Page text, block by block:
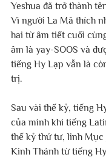
Yeshua đã trở thành
Vì người La Mã thích
hai từ âm tiết cuối
âm là yay-SOOS và
tiếng Hy Lạp vẫn là
trị.
Sau vài thế kỷ, tiếng
của mình khi tiếng
thế kỷ thứ tư, linh Mục
Kinh Thánh từ tiếng